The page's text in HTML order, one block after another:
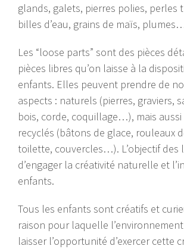
glands, galets, pierres polies, perles
billes d’eau, grains de maïs,
Les “loose parts” sont des pièces
pièces libres qu’on laisse à la
enfants. Elles peuvent prendre de
aspects : naturels (pierres, graviers,
bois, corde, coquillage…), mais
recyclés (bâtons de glace, rouleaux
toilette, couvercles…). L’objectif des
d’engager la créativité naturelle et
enfants.
Tous les enfants sont créatifs et
raison pour laquelle
laisser l’opportunité d’exercer cette